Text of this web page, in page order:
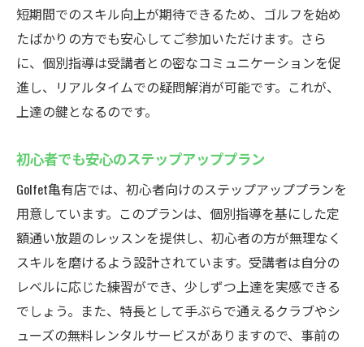
短期間でのスキル向上が期待できるため、ゴルフを始め
たばかりの方でも安心してご参加いただけます。さら
に、個別指導は受講者との密なコミュニケーションを促
進し、リアルタイムでの疑問解消が可能です。これが、
上達の鍵となるのです。
初心者でも安心のステップアッププラン
Golfet亀有店では、初心者向けのステップアッププランを
用意しています。このプランは、個別指導を基にした定
額通い放題のレッスンを提供し、初心者の方が無理なく
スキルを磨けるよう設計されています。受講者は自分の
レベルに応じた練習ができ、少しずつ上達を実感できる
でしょう。また、特長として手ぶらで通えるクラブやシ
ューズの無料レンタルサービスがありますので、事前の